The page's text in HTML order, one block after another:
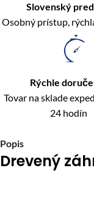
Slovenský
Osobný prístup,
Rýchle
Tovar na sklade
24 hodín
Popis
Drevený